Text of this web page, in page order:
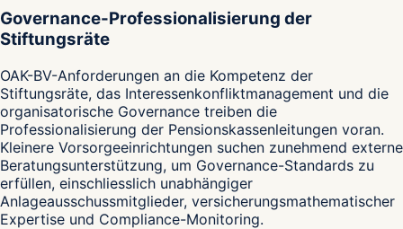
Governance-Professionalisierung der
Stiftungsräte
OAK-BV-Anforderungen an die Kompetenz der
Stiftungsräte, das Interessenkonfliktmanagement und die
organisatorische Governance treiben die
Professionalisierung der Pensionskassenleitungen voran.
Kleinere Vorsorgeeinrichtungen suchen zunehmend externe
Beratungsunterstützung, um Governance-Standards zu
erfüllen, einschliesslich unabhängiger
Anlageausschussmitglieder, versicherungsmathematischer
Expertise und Compliance-Monitoring.